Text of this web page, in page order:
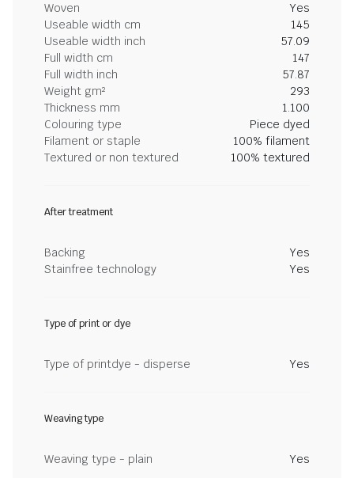
Woven
Yes
Useable width cm
145
Useable width inch
57.09
Full width cm
147
Full width inch
57.87
Weight gm²
293
Thickness mm
1.100
Colouring type
Piece dyed
Filament or staple
100% filament
Textured or non textured
100% textured
After treatment
Backing
Yes
Stainfree technology
Yes
Type of print or dye
Type of printdye - disperse Yes
Weaving type
Weaving type - plain Yes